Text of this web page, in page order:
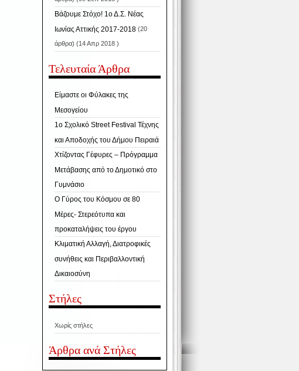
Βάζουμε Στόχο! 1ο Δ.Σ. Νέας
Ιωνίας Αττικής 2017-2018(20
άρθρα) (14 Απρ 2018 )
Τελευταία Άρθρα
Είμαστε οι Φύλακες της
Μεσογείου
1ο Σχολικό Street Festival Τέχνης
και Αποδοχής του Δήμου Πειραιά
Χτίζοντας Γέφυρες – Πρόγραμμα
Μετάβασης από το Δημοτικό στο
Γυμνάσιο
Ο Γύρος του Κόσμου σε 80
Μέρες- Στερεότυπα και
προκαταλήψεις του έργου
Κλιματική Αλλαγή, Διατροφικές
συνήθεις και Περιβαλλοντική
Δικαιοσύνη
Στήλες
Χωρίς στήλες
Άρθρα ανά Στήλες